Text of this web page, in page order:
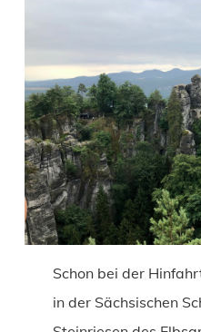
Schon bei der
in der Sächsischen